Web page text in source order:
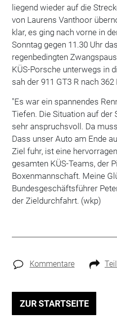
liegend wieder auf die
von Laurens Vanthoor
klar, es ging nach vorne in
Sonntag gegen 11.30 Uhr
regenbedingten
KÜS-Porsche unterwegs in
sah der 911 GT3 R nach
"Es war ein spannendes
Tiefen. Die Situation auf der
sehr anspruchsvoll. Da
Dass unser Auto am Ende
Ziel fuhr, ist eine
gesamten KÜS-Teams, der
Boxenmannschaft. Meine
Bundesgeschäftsführer
der Zieldurchfahrt. (wkp)
Kommentare
ZUR STARTSEITE